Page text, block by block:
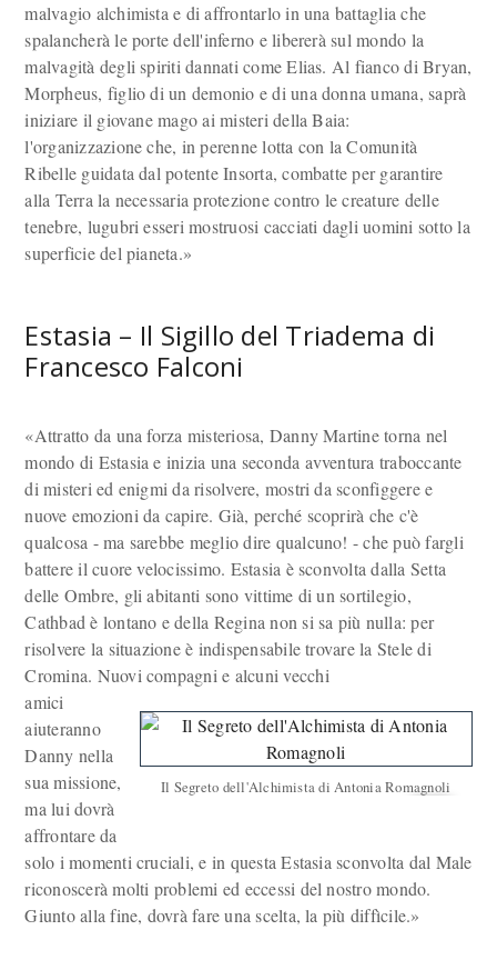
malvagio alchimista e di affrontarlo in una battaglia che
spalancherà le porte dell'inferno e libererà sul mondo la
malvagità degli spiriti dannati come Elias. Al fianco di Bryan,
Morpheus, figlio di un demonio e di una donna umana, saprà
iniziare il giovane mago ai misteri della Baia:
l'organizzazione che, in perenne lotta con la Comunità
Ribelle guidata dal potente Insorta, combatte per garantire
alla Terra la necessaria protezione contro le creature delle
tenebre, lugubri esseri mostruosi cacciati dagli uomini sotto la
superficie del pianeta.»
Estasia – Il Sigillo del Triadema di
Francesco Falconi
«Attratto da una forza misteriosa, Danny Martine torna nel
mondo di Estasia e inizia una seconda avventura traboccante
di misteri ed enigmi da risolvere, mostri da sconfiggere e
nuove emozioni da capire. Già, perché scoprirà che c'è
qualcosa - ma sarebbe meglio dire qualcuno! - che può fargli
battere il cuore velocissimo. Estasia è sconvolta dalla Setta
delle Ombre, gli abitanti sono vittime di un sortilegio,
Cathbad è lontano e della Regina non si sa più nulla: per
risolvere la situazione è indispensabile trovare la Stele di
Cromina. Nuovi compagni e alcuni vecchi
Il Segreto dell'Alchimista di Antonia Romagnoli
amici
aiuteranno
Danny nella
sua missione,
ma lui dovrà
affrontare da
solo i momenti cruciali, e in questa Estasia sconvolta dal Male
riconoscerà molti problemi ed eccessi del nostro mondo.
Giunto alla fine, dovrà fare una scelta, la più diffìcile.»